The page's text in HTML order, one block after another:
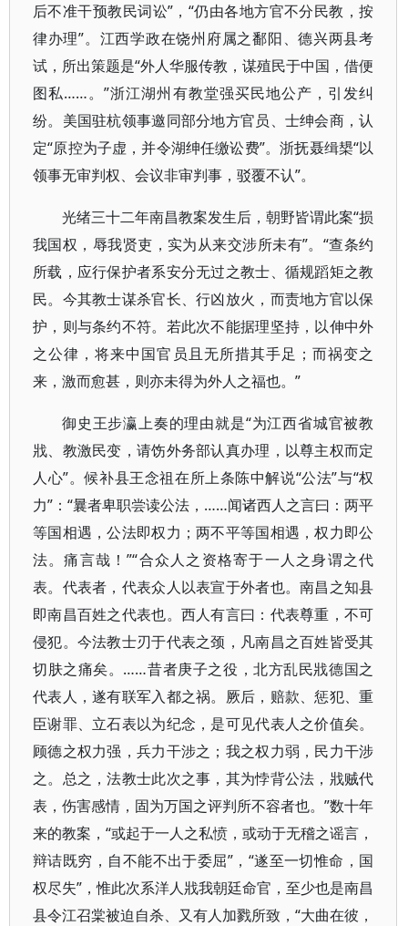
后不准干预教民词讼”，“仍由各地方官不分民教，按
律办理”。江西学政在饶州府属之鄱阳、德兴两县考
试，所出策题是“外人华服传教，谋殖民于中国，借便
图私……。”浙江湖州有教堂强买民地公产，引发纠
纷。美国驻杭领事邀同部分地方官员、士绅会商，认
定“原控为子虚，并令湖绅任缴讼费”。浙抚聂缉槼“以
领事无审判权、会议非审判事，驳覆不认”。
光绪三十二年南昌教案发生后，朝野皆谓此案“损
我国权，辱我贤吏，实为从来交涉所未有”。“查条约
所载，应行保护者系安分无过之教士、循规蹈矩之教
民。今其教士谋杀官长、行凶放火，而责地方官以保
护，则与条约不符。若此次不能据理坚持，以伸中外
之公律，将来中国官员且无所措其手足；而祸变之
来，激而愈甚，则亦未得为外人之福也。”
御史王步瀛上奏的理由就是“为江西省城官被教
戕、教激民变，请饬外务部认真办理，以尊主权而定
人心”。候补县王念祖在所上条陈中解说“公法”与“权
力”：“曩者卑职尝读公法，……闻诸西人之言曰：两平
等国相遇，公法即权力；两不平等国相遇，权力即公
法。痛言哉！”“合众人之资格寄于一人之身谓之代
表。代表者，代表众人以表宣于外者也。南昌之知县
即南昌百姓之代表也。西人有言曰：代表尊重，不可
侵犯。今法教士刃于代表之颈，凡南昌之百姓皆受其
切肤之痛矣。……昔者庚子之役，北方乱民戕德国之
代表人，遂有联军入都之祸。厥后，赔款、惩犯、重
臣谢罪、立石表以为纪念，是可见代表人之价值矣。
顾德之权力强，兵力干涉之；我之权力弱，民力干涉
之。总之，法教士此次之事，其为悖背公法，戕贼代
表，伤害感情，固为万国之评判所不容者也。”数十年
来的教案，“或起于一人之私愤，或动于无稽之谣言，
辩诘既穷，自不能不出于委屈”，“遂至一切惟命，国
权尽失”，惟此次系洋人戕我朝廷命官，至少也是南昌
县令江召棠被迫自杀、又有人加戮所致，“大曲在彼，